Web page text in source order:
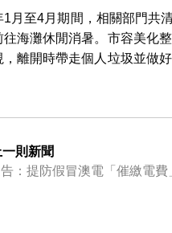
1月至4月期間，相關部門共
往海灘休閒消暑。市容美化
，離開時帶走個人垃圾並做
一則新聞
：提防假冒澳電「催繳電